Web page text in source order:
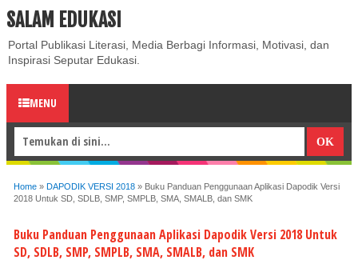
ABOUT CONTACT US
SALAM EDUKASI
Portal Publikasi Literasi, Media Berbagi Informasi, Motivasi, dan
Inspirasi Seputar Edukasi.
MENU
Home » DAPODIK VERSI 2018 » Buku Panduan Penggunaan Aplikasi Dapodik Versi
2018 Untuk SD, SDLB, SMP, SMPLB, SMA, SMALB, dan SMK
Buku Panduan Penggunaan Aplikasi Dapodik Versi 2018 Untuk
SD, SDLB, SMP, SMPLB, SMA, SMALB, dan SMK